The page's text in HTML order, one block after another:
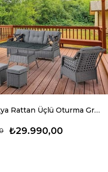
Kapadokya Rattan Üçlü Oturma Grubu
₺29.990,00